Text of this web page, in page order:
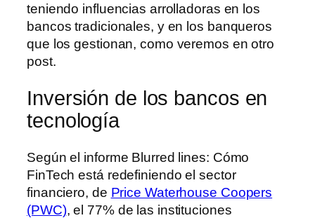
teniendo influencias arrolladoras en los
bancos tradicionales, y en los banqueros
que los gestionan, como veremos en otro
post.
Inversión de los bancos en
tecnología
Según el informe Blurred lines: Cómo
FinTech está redefiniendo el sector
financiero, de Price Waterhouse Coopers
(PWC), el 77% de las instituciones